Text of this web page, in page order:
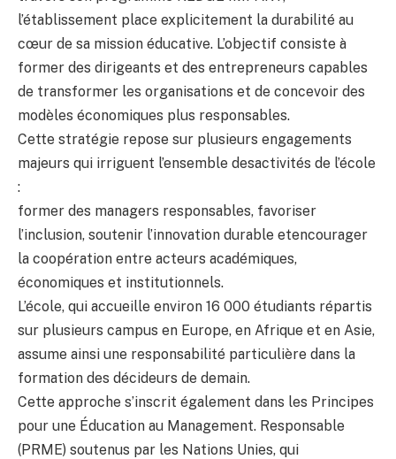
l’établissement place explicitement la durabilité au
cœur de sa mission éducative. L’objectif consiste à
former des dirigeants et des entrepreneurs capables
de transformer les organisations et de concevoir des
modèles économiques plus responsables.
Cette stratégie repose sur plusieurs engagements
majeurs qui irriguent l’ensemble desactivités de l’école
:
former des managers responsables, favoriser
l’inclusion, soutenir l’innovation durable etencourager
la coopération entre acteurs académiques,
économiques et institutionnels.
L’école, qui accueille environ 16 000 étudiants répartis
sur plusieurs campus en Europe, en Afrique et en Asie,
assume ainsi une responsabilité particulière dans la
formation des décideurs de demain.
Cette approche s’inscrit également dans les Principes
pour une Éducation au Management. Responsable
(PRME) soutenus par les Nations Unies, qui